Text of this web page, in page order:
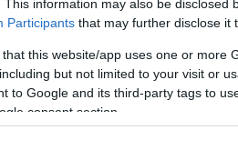
This information may also be disclosed
Participants that may further disclose it
that this website/app uses one or more
but not limited to your visit or
to Google and its third-party tags to
consent section.
Ελλάδα |27.12.2025 22:40
«Ναι στον διάλογο,
μπλόκα»:
για τη συνάντηση
Θεσσαλονίκης